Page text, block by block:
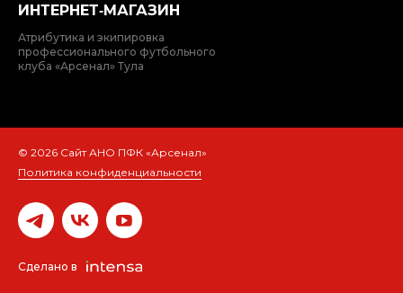
ИНТЕРНЕТ‑МАГАЗИН
Атрибутика и экипировка
профессионального футбольного
клуба «Арсенал» Тула
© 2026 Сайт АНО ПФК «Арсенал»
Политика конфиденциальности
Сделано в